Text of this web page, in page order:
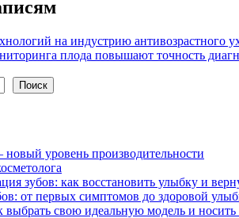
на индустрию антивозрастного
плода повышают точность
Поиск
уровень производительности
зубов: как восстановить улыбку и
от первых симптомов до здоровой
свою идеальную модель и носить